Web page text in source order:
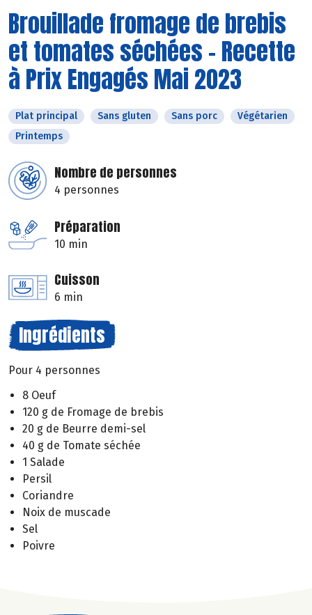
Brouillade fromage de brebis
et tomates séchées - Recette
à Prix Engagés Mai 2023
Plat principal Sans gluten Sans porc
Végétarien
Printemps
Nombre de personnes
4 personnes
Préparation
10 min
Cuisson
6 min
Ingrédients
Pour 4 personnes
8 Oeuf
120 g de Fromage de brebis
20 g de Beurre demi-sel
40 g de Tomate séchée
1 Salade
Persil
Coriandre
Noix de muscade
Sel
Poivre